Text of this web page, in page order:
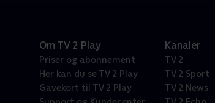
Om TV 2 Play
Priser og abonnement
Her kan du se TV 2 Play
Gavekort til TV 2 Play
Kanaler
TV 2
TV 2 Sport
TV 2 News